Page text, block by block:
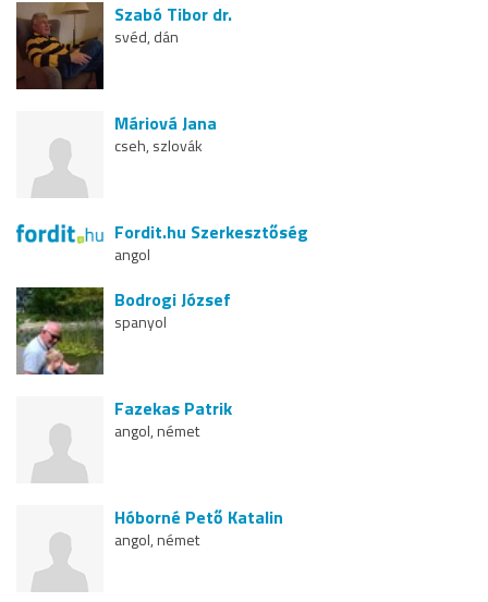
Szabó Tibor dr.
svéd, dán
Máriová Jana
cseh, szlovák
Fordit.hu Szerkesztőség
angol
Bodrogi József
spanyol
Fazekas Patrik
angol, német
Hóborné Pető Katalin
angol, német